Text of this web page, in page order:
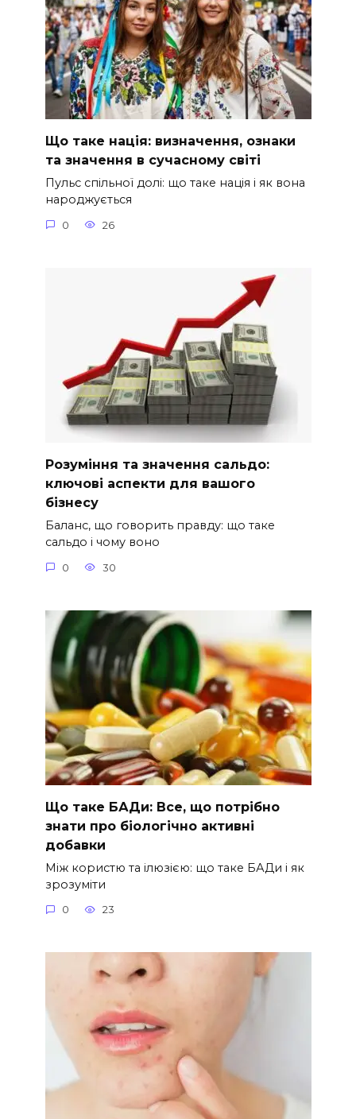
Що таке нація: визначення, ознаки
та значення в сучасному світі
Пульс спільної долі: що таке нація і як вона
народжується
0 26
Розуміння та значення сальдо:
ключові аспекти для вашого
бізнесу
Баланс, що говорить правду: що таке
сальдо і чому воно
0 30
Що таке БАДи: Все, що потрібно
знати про біологічно активні
добавки
Між користю та ілюзією: що таке БАДи і як
зрозуміти
0 23